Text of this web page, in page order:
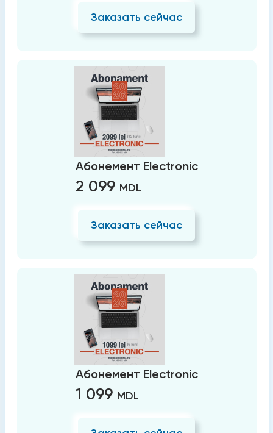
Заказать сейчас
Абонемент Electronic
2 099 MDL
Заказать сейчас
Абонемент Electronic
1 099 MDL